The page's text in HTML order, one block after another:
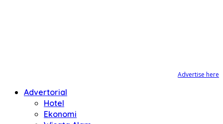
Advertise here
Advertorial
Hotel
Ekonomi